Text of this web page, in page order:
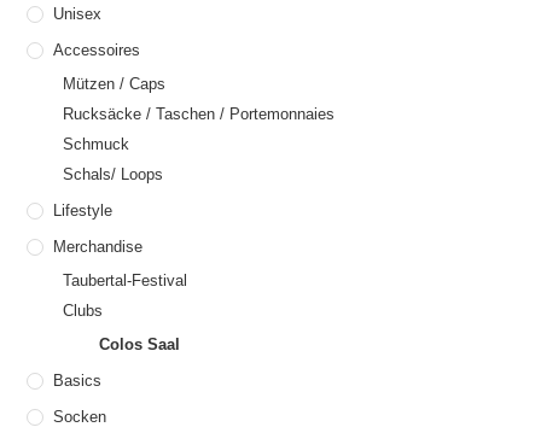
Unisex
Accessoires
Mützen / Caps
Rucksäcke / Taschen / Portemonnaies
Schmuck
Schals/ Loops
Lifestyle
Merchandise
Taubertal-Festival
Clubs
Colos Saal
Basics
Socken